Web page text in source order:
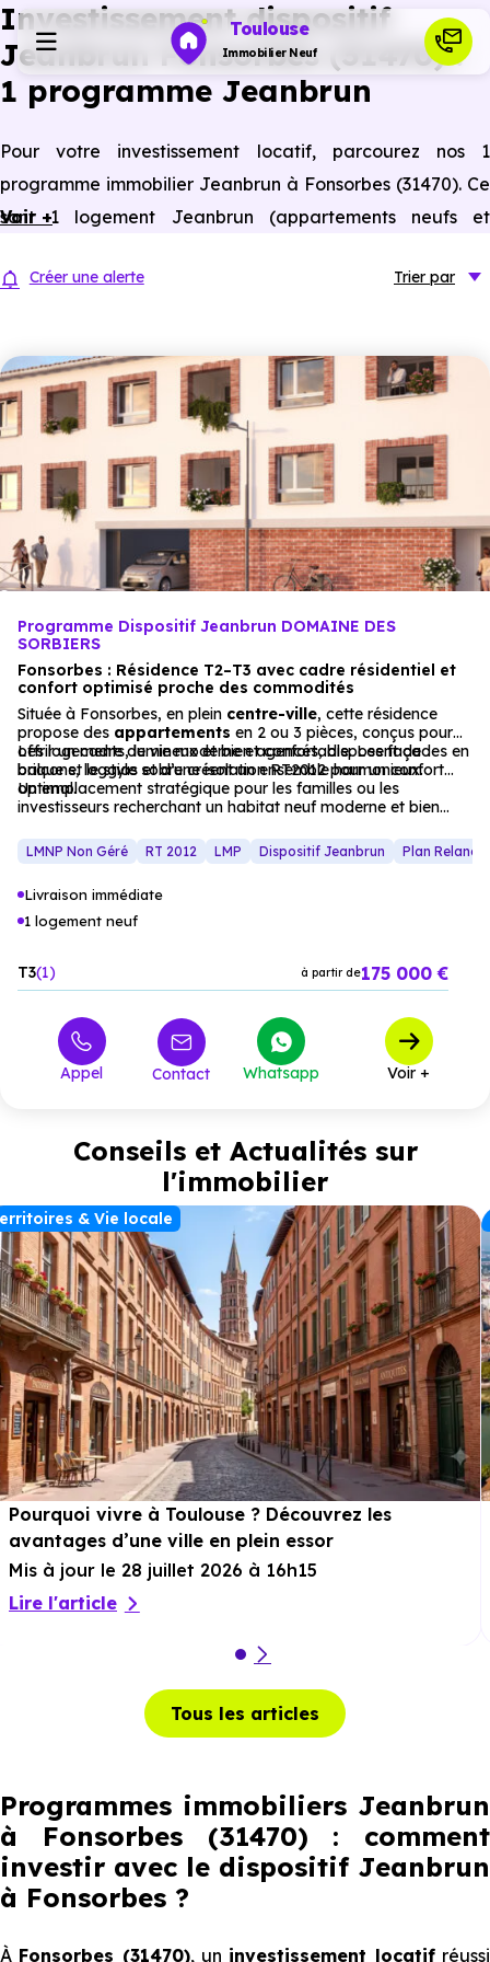
Toulouse
Immobilier Neuf
Investir
Ressources
Financer
Investissement dispositif
Jeanbrun Fonsorbes (31470) :
1 programme Jeanbrun
Pour votre investissement locatif, parcourez nos 1
programme immobilier Jeanbrun à Fonsorbes (31470). Ce
sont 1 logement Jeanbrun (appartements neufs et
du bailleur privé.
Voir +
Créer une alerte Trier par
Programme Dispositif Jeanbrun DOMAINE DES
SORBIERS
Fonsorbes : Résidence T2–T3 avec cadre résidentiel et
confort optimisé proche des commodités
Située à Fonsorbes, en plein centre-ville, cette résidence
propose des appartements en 2 ou 3 pièces, conçus pour
offrir un cadre de vie moderne et confortable. Les façades en
brique et le style sobre créent un ensemble harmonieux.
Les logements, lumineux et bien agencés, disposent de
balcons, loggias et d’une isolation RT2012 pour un confort
optimal.
Un emplacement stratégique pour les familles ou les
investisseurs recherchant un habitat neuf moderne et bien
LMNP Non Géré RT 2012 LMP Dispositif Jeanbrun Plan
Livraison immédiate
1 logement neuf
T3 1 à partir de175 000 €
Appel Contact Whatsapp Voir +
Conseils et Actualités sur
l'immobilier
& Vie locale
Pourquoi vivre à Toulouse ? Découvrez les
avantages d’une ville en plein essor
Mis à jour le 28 juillet 2026 à 16h15
Lire l'article
Tous les articles
Programmes immobiliers Jeanbrun
à Fonsorbes (31470) : comment
investir avec le dispositif Jeanbrun
à Fonsorbes ?
À Fonsorbes (31470), un investissement locatifréussi